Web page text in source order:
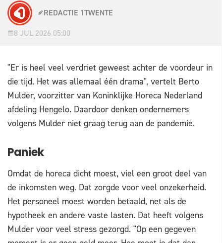
REDACTIE 1TWENTE
8 JUL 2026 05:00
"Er is heel veel verdriet geweest achter de voordeur in
die tijd. Het was allemaal één drama", vertelt Berto
Mulder, voorzitter van Koninklijke Horeca Nederland
afdeling Hengelo. Daardoor denken ondernemers
volgens Mulder niet graag terug aan de pandemie.
Paniek
Omdat de horeca dicht moest, viel een groot deel van
de inkomsten weg. Dat zorgde voor veel onzekerheid.
Het personeel moest worden betaald, net als de
hypotheek en andere vaste lasten. Dat heeft volgens
Mulder voor veel stress gezorgd. "Op een gegeven